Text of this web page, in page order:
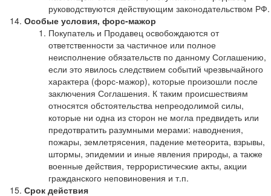
руководствуются действующим законодательством РФ.
Особые условия, форс-мажор
Покупатель и Продавец освобождаются от
ответственности за частичное или полное
неисполнение обязательств по данному Соглашению,
если это явилось следствием событий чрезвычайного
характера (форс-мажор), которые произошли после
заключения Соглашения. К таким происшествиям
относятся обстоятельства непреодолимой силы,
которые ни одна из сторон не могла предвидеть или
предотвратить разумными мерами: наводнения,
пожары, землетрясения, падение метеорита, взрывы,
штормы, эпидемии и иные явления природы, а также
военные действия, террористические акты, акции
гражданского неповиновения и т.п.
Срок действия